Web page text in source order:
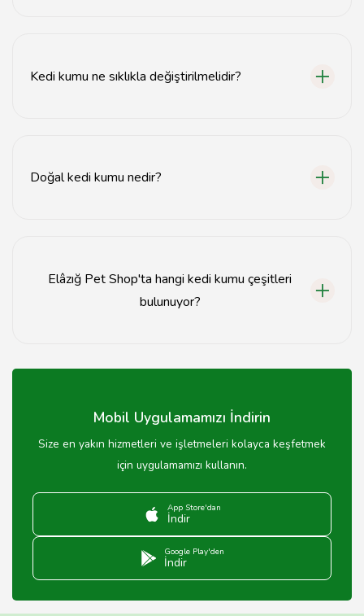
Kedi kumu ne sıklıkla değiştirilmelidir?
Doğal kedi kumu nedir?
Elâzığ Pet Shop'ta hangi kedi kumu çeşitleri
bulunuyor?
içermeyen kedi kumu çeşitleri bulunmaktadır.
Mobil Uygulamamızı İndirin
Size en yakın hizmetleri ve işletmeleri kolayca keşfetmek
için uygulamamızı kullanın.
App Store'dan
İndir
Google Play'den
İndir